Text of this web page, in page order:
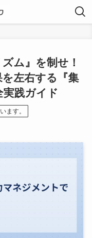
ム』を制せ！
左右する『集
践ガイド
ます。